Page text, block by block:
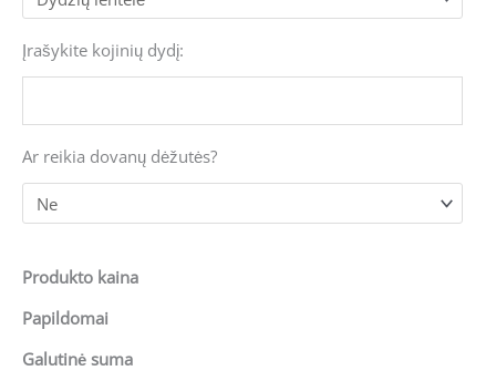
Įrašykite kojinių dydį:
Ar reikia dovanų dėžutės?
Produkto kaina
Papildomai
Galutinė suma